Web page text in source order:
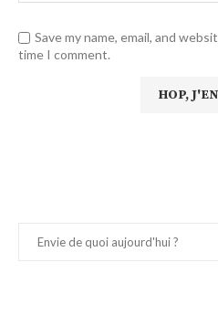
Save my name, email, and
time I comment.